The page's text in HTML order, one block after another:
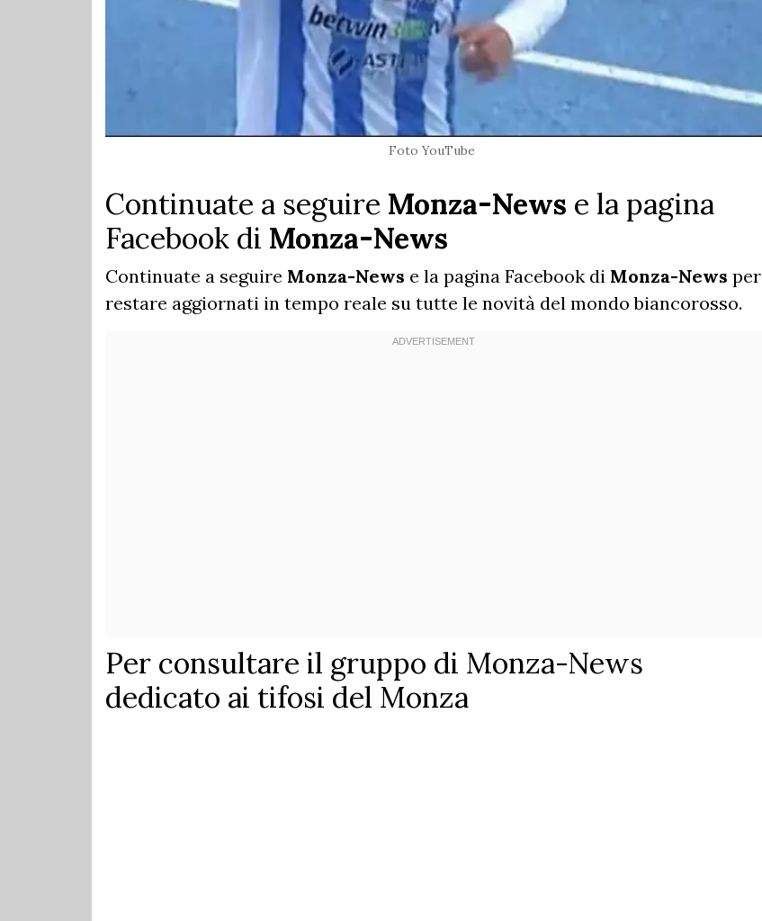
Foto YouTube
Continuate a seguire Monza-News e la pagina
Facebook di Monza-News
Continuate a seguire Monza-News e la pagina Facebook di Monza-News per
restare aggiornati in tempo reale su tutte le novità del mondo biancorosso.
Per consultare il gruppo di Monza-News
dedicato ai tifosi del Monza